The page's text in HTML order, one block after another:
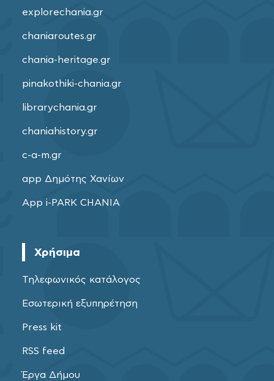
explorechania.gr
chaniaroutes.gr
chania-heritage.gr
pinakothiki-chania.gr
librarychania.gr
chaniahistory.gr
c-a-m.gr
app Δημότης Χανίων
App i-PARK CHANIA
Χρήσιμα
Τηλεφωνικός κατάλογος
Εσωτερική εξυπηρέτηση
Press kit
RSS feed
Έργα Δήμου